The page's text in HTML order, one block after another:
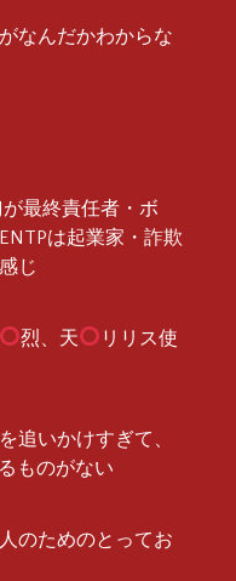
なんだかわからな
最終責任者・ボ
は起業家・詐欺
じ
烈、天
リリス使
追いかけすぎて、
ものがない
のためのとってお